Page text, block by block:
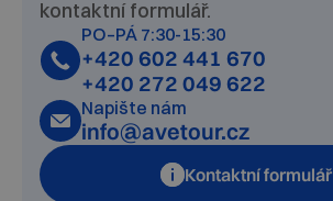
kontaktní formulář.
PO–PÁ 7:30-15:30
+420 602 441 670
+420 272 049 622
Napište nám
info@avetour.cz
Kontaktní formulář